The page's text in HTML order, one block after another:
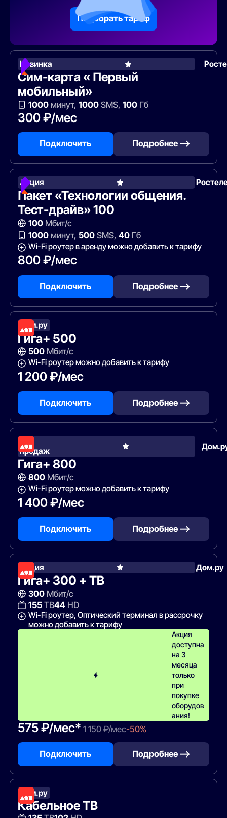
Подобрать тариф
Новинка
Сим-карта « Первый
мобильный»
1000минут, 1000SMS, 100Гб
300 ₽/мес
Подключить Подробнее —>
Акция
Пакет «Технологии общения.
Тест-драйв» 100
100Мбит/с
1000минут, 500SMS, 40Гб
Wi-Fi роутер в аренду можно добавить к тарифу
800 ₽/мес
Подключить Подробнее —>
Дом.ру
Гига+ 500
500Мбит/с
Wi-Fi роутер можно добавить к тарифу
1 200 ₽/мес
Подключить Подробнее —>
Хит
продаж
Гига+ 800
800Мбит/с
Wi-Fi роутер можно добавить к тарифу
1 400 ₽/мес
Подключить Подробнее —>
Акция Дом.ру
Гига+ 300 + ТВ
300Мбит/с
155ТВ44HD
Wi-Fi роутер, Оптический терминал в рассрочку
можно добавить к тарифу
Акция
доступна
на 3
месяца
только
при
покупке
оборудов
ания!
575 ₽/мес* 1 150 ₽/мес-50%
Подключить Подробнее —>
Дом.ру
Кабельное ТВ